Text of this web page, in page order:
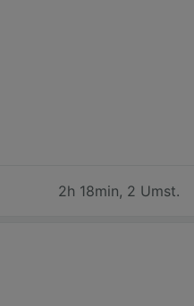
2h 18min, 2 Umst.